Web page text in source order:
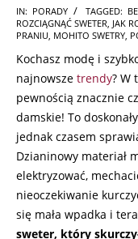
2025-
02-
IN: PORADY TAGGED:
ROZCIĄGNĄĆ SWETER, JAK
PRANIU, MOHITO SWETRY,
Kochasz modę i
najnowsze trendy? W
pewnością znacznie
damskie! To
jednak czasem
Dzianinowy materiał
elektryzować,
nieoczekiwanie
się mała wpadka i
sweter, który